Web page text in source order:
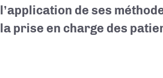
l’application de ses
la prise en charge des